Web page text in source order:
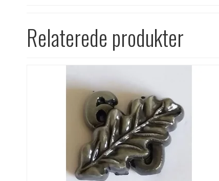
Relaterede produkter